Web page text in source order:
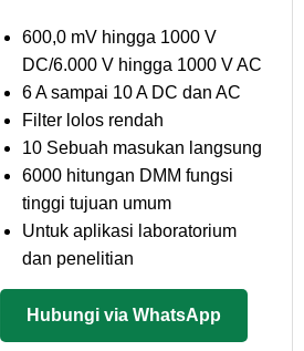
600,0 mV hingga 1000 V
DC/6.000 V hingga 1000 V AC
6 A sampai 10 A DC dan AC
Filter lolos rendah
10 Sebuah masukan langsung
6000 hitungan DMM fungsi
tinggi tujuan umum
Untuk aplikasi laboratorium
dan penelitian
Hubungi via WhatsApp